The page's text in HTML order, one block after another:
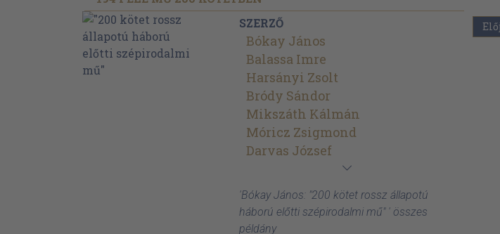
SZERZŐ
Bókay János
Balassa Imre
Harsányi Zsolt
Bródy Sándor
Mikszáth Kálmán
Móricz Zsigmond
Darvas József
'Bókay János: "200 kötet rossz állapotú
háború előtti szépirodalmi mű" ' összes
példány